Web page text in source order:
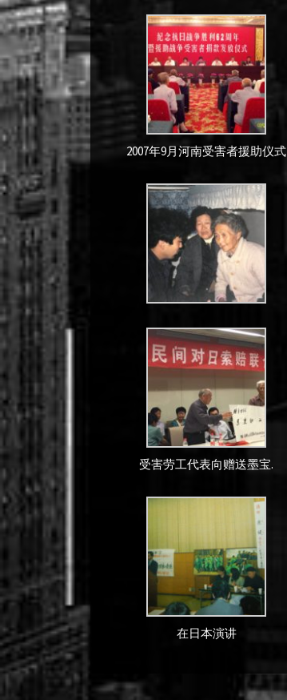
2007年9月河南受害者援助仪式
受害劳工代表向赠送墨宝.
在日本演讲